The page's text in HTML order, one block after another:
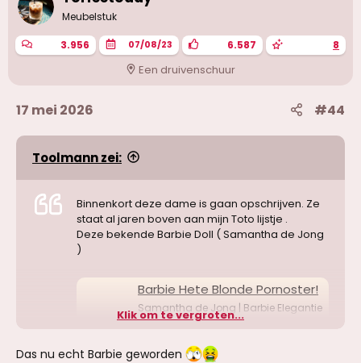
n
g
n
:
Meubelstuk
3.956 07/08/23 6.587 8
Een druivenschuur
17 mei 2026 #44
Toolmann zei:
Binnenkort deze dame is gaan opschrijven. Ze
staat al jaren boven aan mijn Toto lijstje .
Deze bekende Barbie Doll ( Samantha de Jong
)
Barbie Hete Blonde Pornoster!
Samantha de Jong | Barbie Elegantie
met een ondeugende twist. Exclusieve
iets meer wil…
Klik om te vergroten...
Das nu echt Barbie geworden